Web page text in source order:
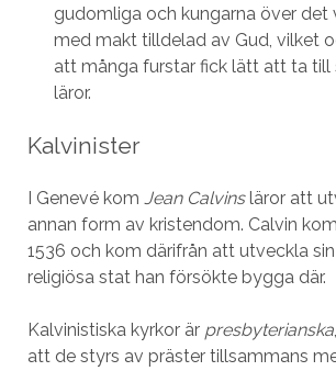
gudomliga och kungarna över det
med makt tilldelad av Gud, vilket
att många furstar fick lätt att ta till
läror.
Kalvinister
I Genevé kom Jean Calvinsläror att
annan form av kristendom. Calvin
1536 och kom därifrån att utveckla
religiösa stat han försökte bygga där.
Kalvinistiska kyrkor är presbyterianska
att de styrs av präster tillsammans